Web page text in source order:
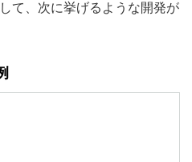
て、次に挙げるような開発が